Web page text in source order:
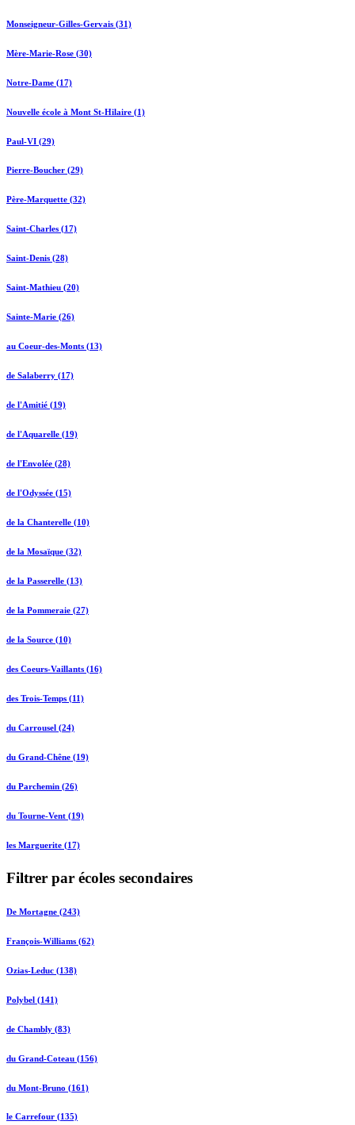
Monseigneur-Gilles-Gervais (31)
Mère-Marie-Rose (30)
Notre-Dame (17)
Nouvelle école à Mont St-Hilaire (1)
Paul-VI (29)
Pierre-Boucher (29)
Père-Marquette (32)
Saint-Charles (17)
Saint-Denis (28)
Saint-Mathieu (20)
Sainte-Marie (26)
au Coeur-des-Monts (13)
de Salaberry (17)
de l'Amitié (19)
de l'Aquarelle (19)
de l'Envolée (28)
de l'Odyssée (15)
de la Chanterelle (10)
de la Mosaïque (32)
de la Passerelle (13)
de la Pommeraie (27)
de la Source (10)
des Coeurs-Vaillants (16)
des Trois-Temps (11)
du Carrousel (24)
du Grand-Chêne (19)
du Parchemin (26)
du Tourne-Vent (19)
les Marguerite (17)
Filtrer par écoles secondaires
De Mortagne (243)
François-Williams (62)
Ozias-Leduc (138)
Polybel (141)
de Chambly (83)
du Grand-Coteau (156)
du Mont-Bruno (161)
le Carrefour (135)